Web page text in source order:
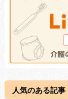
人気のある記事